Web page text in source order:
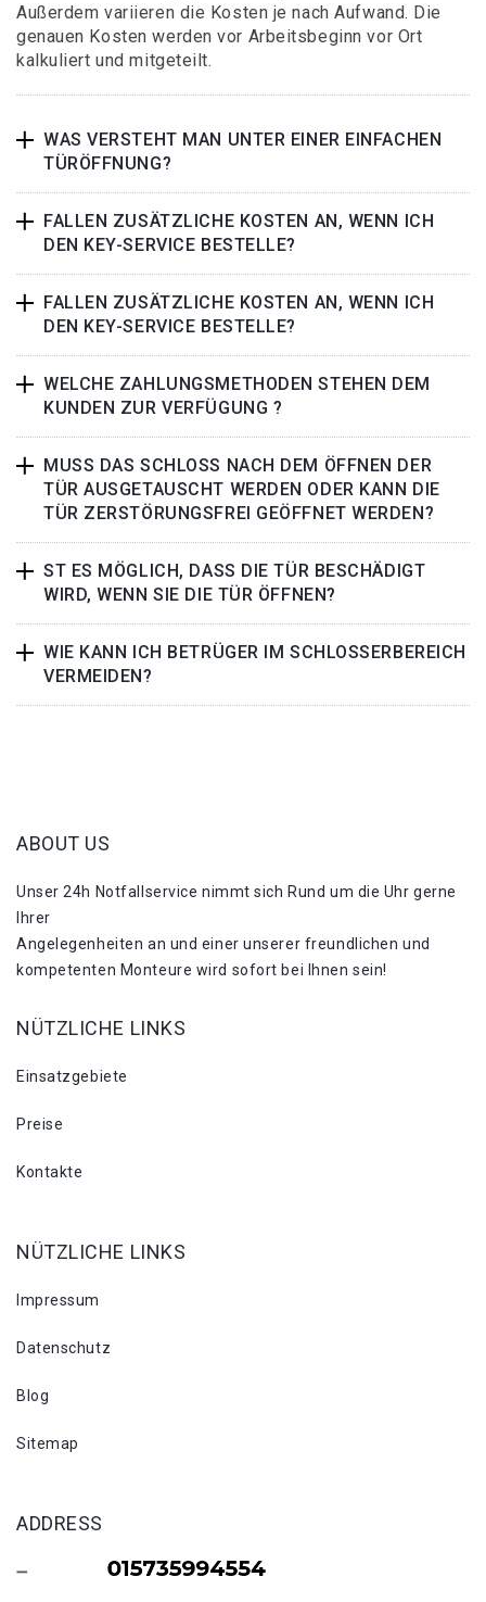
Außerdem variieren die Kosten je nach Aufwand. Die
genauen Kosten werden vor Arbeitsbeginn vor Ort
kalkuliert und mitgeteilt.
WAS VERSTEHT MAN UNTER EINER EINFACHEN
TÜRÖFFNUNG?
FALLEN ZUSÄTZLICHE KOSTEN AN, WENN ICH
DEN KEY-SERVICE BESTELLE?
FALLEN ZUSÄTZLICHE KOSTEN AN, WENN ICH
DEN KEY-SERVICE BESTELLE?
WELCHE ZAHLUNGSMETHODEN STEHEN DEM
KUNDEN ZUR VERFÜGUNG ?
MUSS DAS SCHLOSS NACH DEM ÖFFNEN DER
TÜR AUSGETAUSCHT WERDEN ODER KANN DIE
TÜR ZERSTÖRUNGSFREI GEÖFFNET WERDEN?
ST ES MÖGLICH, DASS DIE TÜR BESCHÄDIGT
WIRD, WENN SIE DIE TÜR ÖFFNEN?
WIE KANN ICH BETRÜGER IM SCHLOSSERBEREICH
VERMEIDEN?
ABOUT US
Unser 24h Notfallservice nimmt sich Rund um die Uhr gerne
Ihrer
Angelegenheiten an und einer unserer freundlichen und
kompetenten Monteure wird sofort bei Ihnen sein!
NÜTZLICHE LINKS
Einsatzgebiete
Preise
Kontakte
NÜTZLICHE LINKS
Impressum
Datenschutz
Blog
Sitemap
ADDRESS